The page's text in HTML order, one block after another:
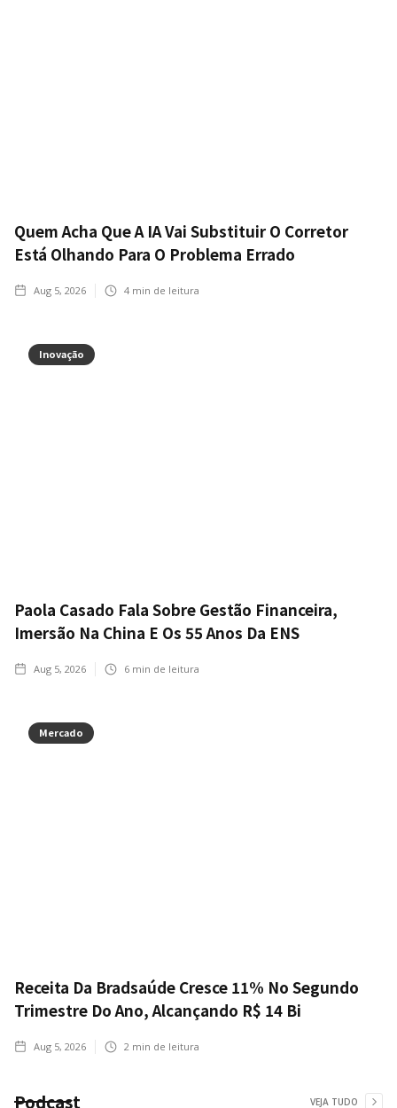
Quem Acha Que A IA Vai Substituir O Corretor
Está Olhando Para O Problema Errado
Aug 5, 2026 4 min de leitura
Inovação
Paola Casado Fala Sobre Gestão Financeira,
Imersão Na China E Os 55 Anos Da ENS
Aug 5, 2026 6 min de leitura
Mercado
Receita Da Bradsaúde Cresce 11% No Segundo
Trimestre Do Ano, Alcançando R$ 14 Bi
Aug 5, 2026 2 min de leitura
Podcast VEJA TUDO